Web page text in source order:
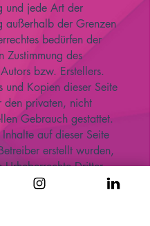
und jede Art der
außerhalb der Grenzen
bedürfen der
Zustimmung des
bzw. Erstellers.
und Kopien dieser Seite
den privaten, nicht
Gebrauch gestattet.
auf dieser Seite
erstellt wurden,
Urheberrechte Dritter
werden